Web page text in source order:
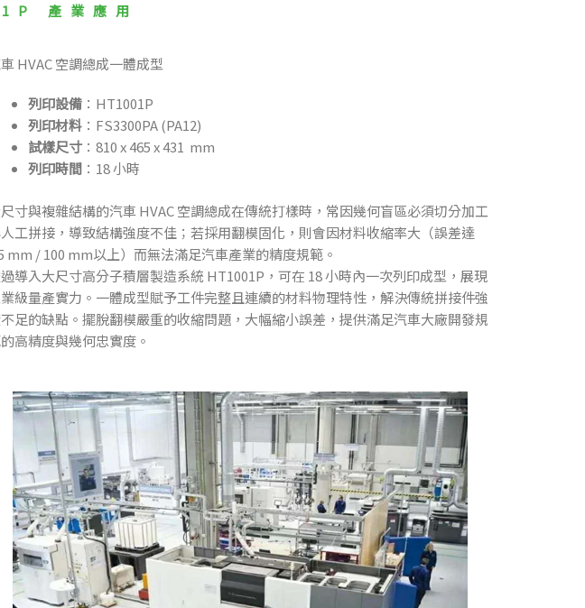
產業應用
HVAC 空調總成一體成型
列印設備 ：HT1001P
列印材料 ：FS3300PA (PA12)
試樣尺寸 ： 810 x 465 x 431 mm
列印時間 ：18 小時
寸與複雜結構的汽車 HVAC 空調總成在傳統打樣時，常因幾何盲區必須切分加工
工拼接，導致結構強度不佳；若採用翻模固化，則會因材料收縮率大（誤差達
mm / 100 mm以上）而無法滿足汽車產業的精度規範。
導入大尺寸高分子積層製造系統 HT1001P，可在 18 小時內一次列印成型，展現
級量產實力。一體成型賦予工件完整且連續的材料物理特性，解決傳統拼接件強
足的缺點。擺脫翻模嚴重的收縮問題，大幅縮小誤差，提供滿足汽車大廠開發規
高精度與幾何忠實度。